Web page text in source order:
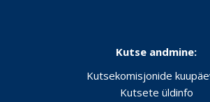
Kutse andmine:
Kutsekomisjonide
Kutsete üldinfo